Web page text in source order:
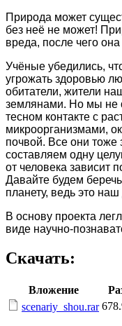
Природа может
без неё не может!
вреда, после чего
Учёные убедились,
угрожать здоровью
обитатели, жители
землянами. Но мы не
тесном контакте с
микроорганизмами,
почвой. Все они
составляем одну
от человека зависит
Давайте будем
планету, ведь это
В основу проекта
виде научно-
Скачать:
Вложение
scenariy_shou.rar